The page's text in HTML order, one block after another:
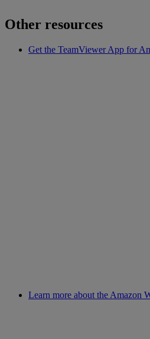
Other resources
Get the TeamViewer App for
Learn more about the Amazon